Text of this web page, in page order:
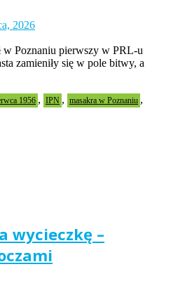
2026
w Poznaniu pierwszy w PRL-u
zamieniły się w pole bitwy, a
1956 , IPN , masakra w Poznaniu ,
wycieczkę –